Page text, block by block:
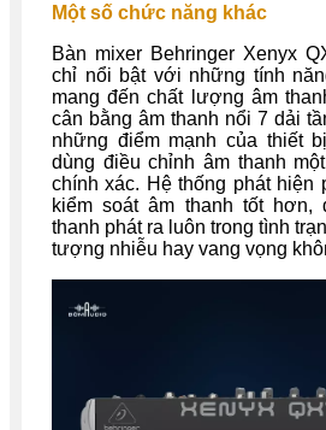
Một số chức năng khác
Bàn mixer Behringer Xenyx
chỉ nổi bật với những tính
mang đến chất lượng âm
cân bằng âm thanh nổi 7 dải
những điểm mạnh của thiết
dùng điều chỉnh âm thanh
chính xác. Hệ thống phát hiện
kiểm soát âm thanh tốt hơn,
thanh phát ra luôn trong tình
tượng nhiễu hay vang vọng